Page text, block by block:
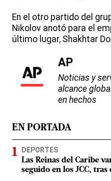
En el otro partido del
Nikolov anotó para el
último lugar, Shakhtar
AP
Noticias y
alcance
en hechos
EN PORTADA
DEPORTES
Las Reinas del Caribe
seguido en los JCC,